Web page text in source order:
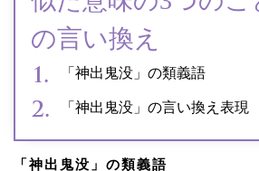
の言い換え
「神出鬼没」の類義語
「神出鬼没」の言い換え表現
「神出鬼没」の類義語